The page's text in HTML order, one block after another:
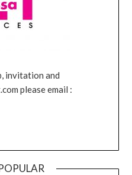
invitation and
please email :